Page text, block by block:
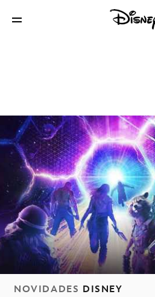
NOVIDADES DISNEY